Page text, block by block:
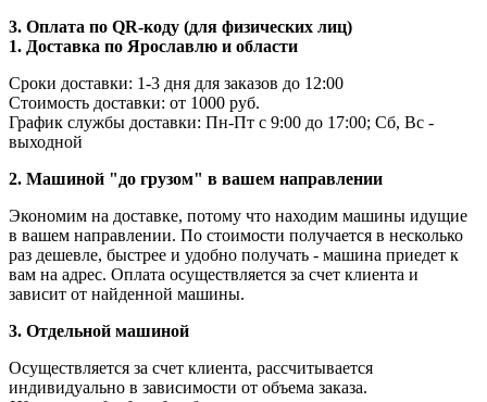
3. Оплата по QR-коду (для физических лиц)
1. Доставка по Ярославлю и области
Сроки доставки: 1-3 дня для заказов до 12:00
Стоимость доставки: от 1000 руб.
График службы доставки: Пн-Пт с 9:00 до 17:00; Сб, Вс -
выходной
2. Машиной "до грузом" в вашем направлении
Экономим на доставке, потому что находим машины идущие
в вашем направлении. По стоимости получается в несколько
раз дешевле, быстрее и удобно получать - машина приедет к
вам на адрес. Оплата осуществляется за счет клиента и
зависит от найденной машины.
3. Отдельной машиной
Осуществляется за счет клиента, рассчитывается
индивидуально в зависимости от объема заказа.